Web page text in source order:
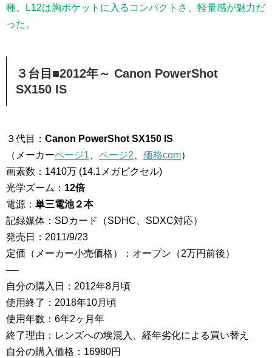
種。L12は胸ポケットに入るコンパクトさ、軽量感が魅力だ
った。
３台目■2012年～ Canon PowerShot
SX150 IS
３代目： Canon PowerShot SX150 IS
（メーカーページ1 ページ2 価格com）
画素数：1410万 (14.1メガピクセル)
光学ズーム： 12倍
電源： 単三電池２本
記録媒体：SDカード（SDHC、SDXC対応）
発売日：2011/9/23
定価（メーカー小売価格）：オープン（2万円前後）
—-
自分の購入日：2012年8月頃
使用終了：2018年10月頃
使用年数：6年2ヶ月年
終了理由：レンズへの埃混入、経年劣化による買い替え
自分の購入価格：16980円